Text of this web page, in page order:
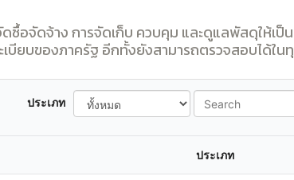
อจัดจ้าง การจัดเก็บ ควบคุม และดูแลพัสดุให้เป็น
บียบของภาครัฐ อีกทั้งยังสามารถตรวจสอบได้ใ
ประเภท
Search
ประเภท